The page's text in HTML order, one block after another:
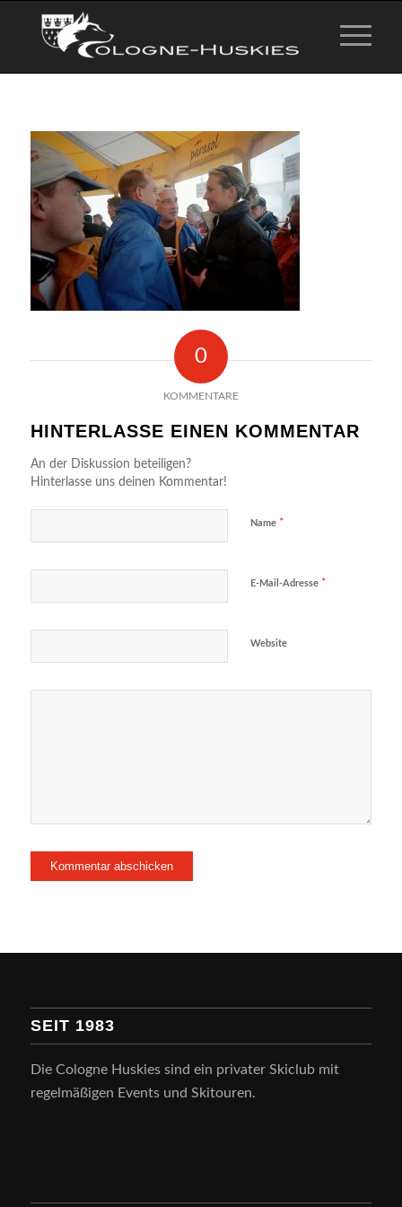
0
KOMMENTARE
HINTERLASSE EINEN KOMMENTAR
An der Diskussion beteiligen?
Hinterlasse uns deinen Kommentar!
Name *
E-Mail-Adresse *
Website
SEIT 1983
Die Cologne Huskies sind ein privater Skiclub mit
regelmäßigen Events und Skitouren.